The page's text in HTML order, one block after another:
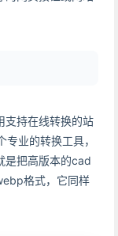
支持在线转换的站
业的转换工具，
是把高版本的cad
格式，它同样